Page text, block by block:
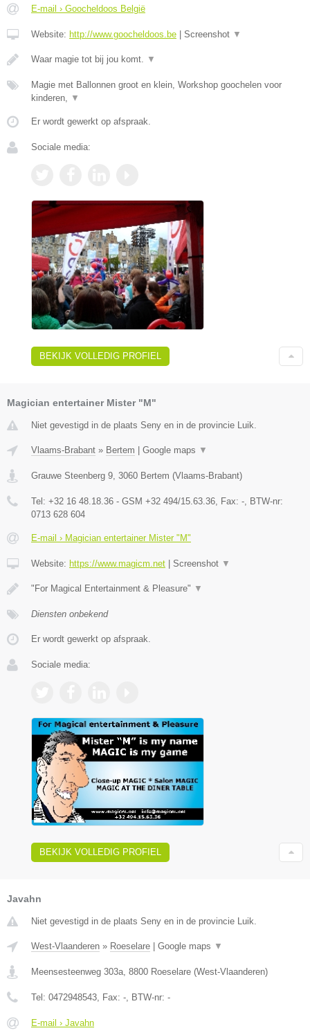
E-mail › Goocheldoos België
Website: http://www.goocheldoos.be Screenshot ▼
Waar magie tot bij jou komt. ▼
Magie met Ballonnen groot en klein, Workshop goochelen voor
kinderen, ▼
Er wordt gewerkt op afspraak.
Sociale media:
BEKIJK VOLLEDIG PROFIEL
Magician entertainer Mister "M"
Niet gevestigd in de plaats Seny en in de provincie Luik.
Vlaams-Brabant » Bertem Google maps ▼
Grauwe Steenberg 9 3060 Bertem (Vlaams-Brabant)
Tel: +32 16 48.18.36 - GSM +32 494/15.63.36 , Fax: - , BTW-nr:
0713 628 604
E-mail › Magician entertainer Mister "M"
Website: https://www.magicm.net Screenshot ▼
"For Magical Entertainment & Pleasure" ▼
Diensten onbekend
Er wordt gewerkt op afspraak.
Sociale media:
BEKIJK VOLLEDIG PROFIEL
Javahn
Niet gevestigd in de plaats Seny en in de provincie Luik.
West-Vlaanderen » Roeselare | Google maps ▼
Meensesteenweg 303a 8800 Roeselare (West-Vlaanderen)
Tel: 0472948543 , Fax: - , BTW-nr: -
E-mail › Javahn